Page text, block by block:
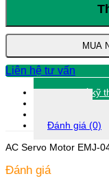
04ASA22
400W
số
lượng
MUA
Liên hệ tư vấn
Thông số kỹ
Đánh giá (0)
AC Servo Motor EMJ-
Đánh giá